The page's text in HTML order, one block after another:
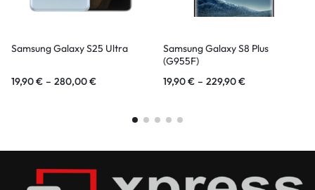
Samsung Galaxy S25 Ultra
19,90€ – 280,00€
Samsung Galaxy S8 Plus
(G955F)
19,90€ – 229,90€